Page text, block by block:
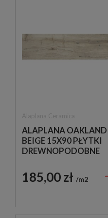
ALAPLANA OAKLAND
BEIGE 15X90 PŁYTKI
DREWNOPODOBNE
185,00 zł m2